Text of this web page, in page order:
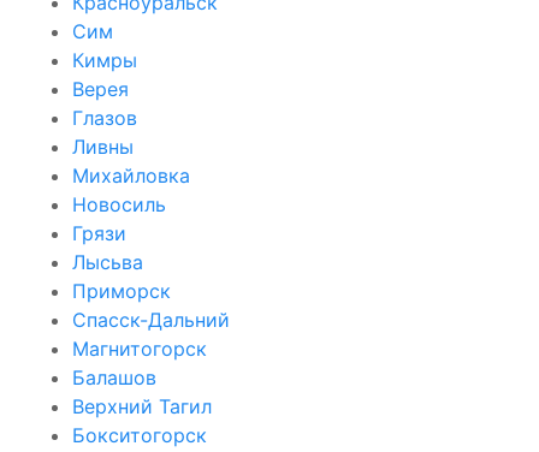
Сим
Кимры
Верея
Глазов
Ливны
Михайловка
Новосиль
Грязи
Лысьва
Приморск
Спасск-Дальний
Магнитогорск
Балашов
Верхний Тагил
Бокситогорск